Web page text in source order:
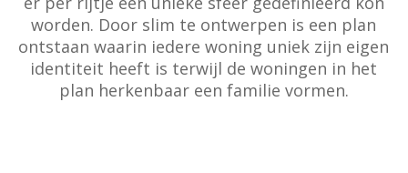
worden. Door slim te ontwerpen is een plan
ontstaan waarin iedere woning uniek zijn eigen
identiteit heeft is terwijl de woningen in het
plan herkenbaar een familie vormen.